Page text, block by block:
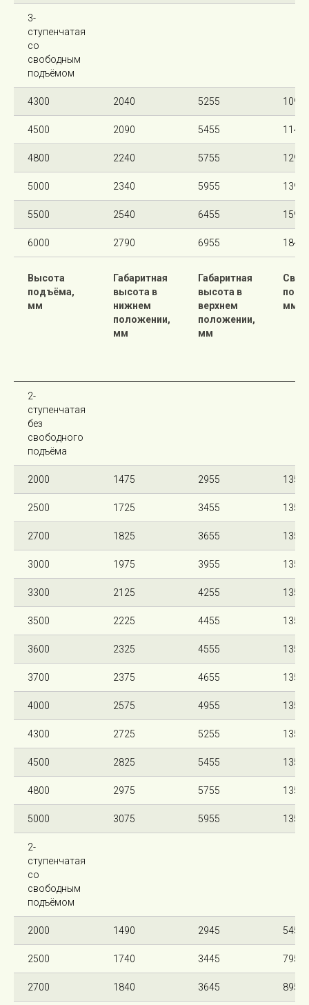
3-
ступенчатая
со
свободным
подъёмом
4300 2040 5255 1095
4500 2090 5455 1145
4800 2240 5755 1295
5000 2340 5955 1395
5500 2540 6455 1595
6000 2790 6955 1845
Высота
подъёма,
мм
Габаритная
высота в
нижнем
положении,
мм
Габаритная
высота в
верхнем
положении,
мм
мм
2-
ступенчатая
без
свободного
подъёма
2000 1475 2955 135
2500 1725 3455 135
2700 1825 3655 135
3000 1975 3955 135
3300 2125 4255 135
3500 2225 4455 135
3600 2325 4555 135
3700 2375 4655 135
4000 2575 4955 135
4300 2725 5255 135
4500 2825 5455 135
4800 2975 5755 135
5000 3075 5955 135
2-
ступенчатая
со
свободным
подъёмом
2000 1490 2945 545
2500 1740 3445 795
2700 1840 3645 895